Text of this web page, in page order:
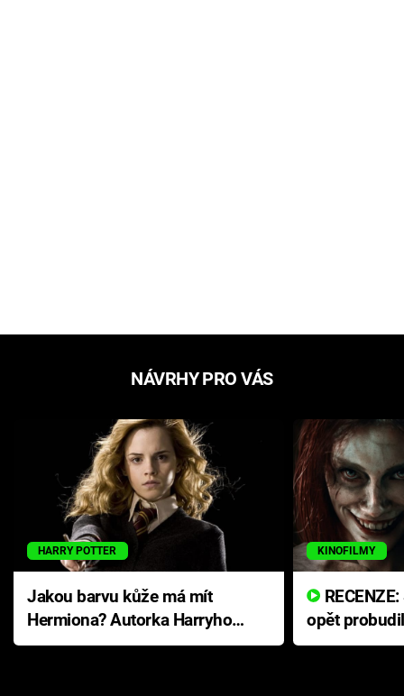
NÁVRHY PRO VÁS
HARRY POTTER
Jakou barvu kůže má mít
Hermiona? Autorka Harryho
Pottera přišla s ráznou
KINOFILMY
opět
přichází s